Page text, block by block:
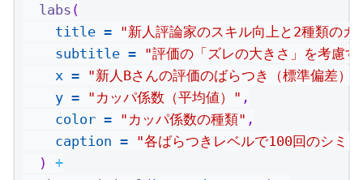
labs (
title = "新人評論家のスキル向上と2種類の
subtitle = "評価の「ズレの大きさ」を考慮
x = "新人Bさんの評価のばらつき（標準偏差
y = "カッパ係数（平均値）" ,
color = "カッパ係数の種類" ,
caption = "各ばらつきレベルで100回のシミ
  )
+